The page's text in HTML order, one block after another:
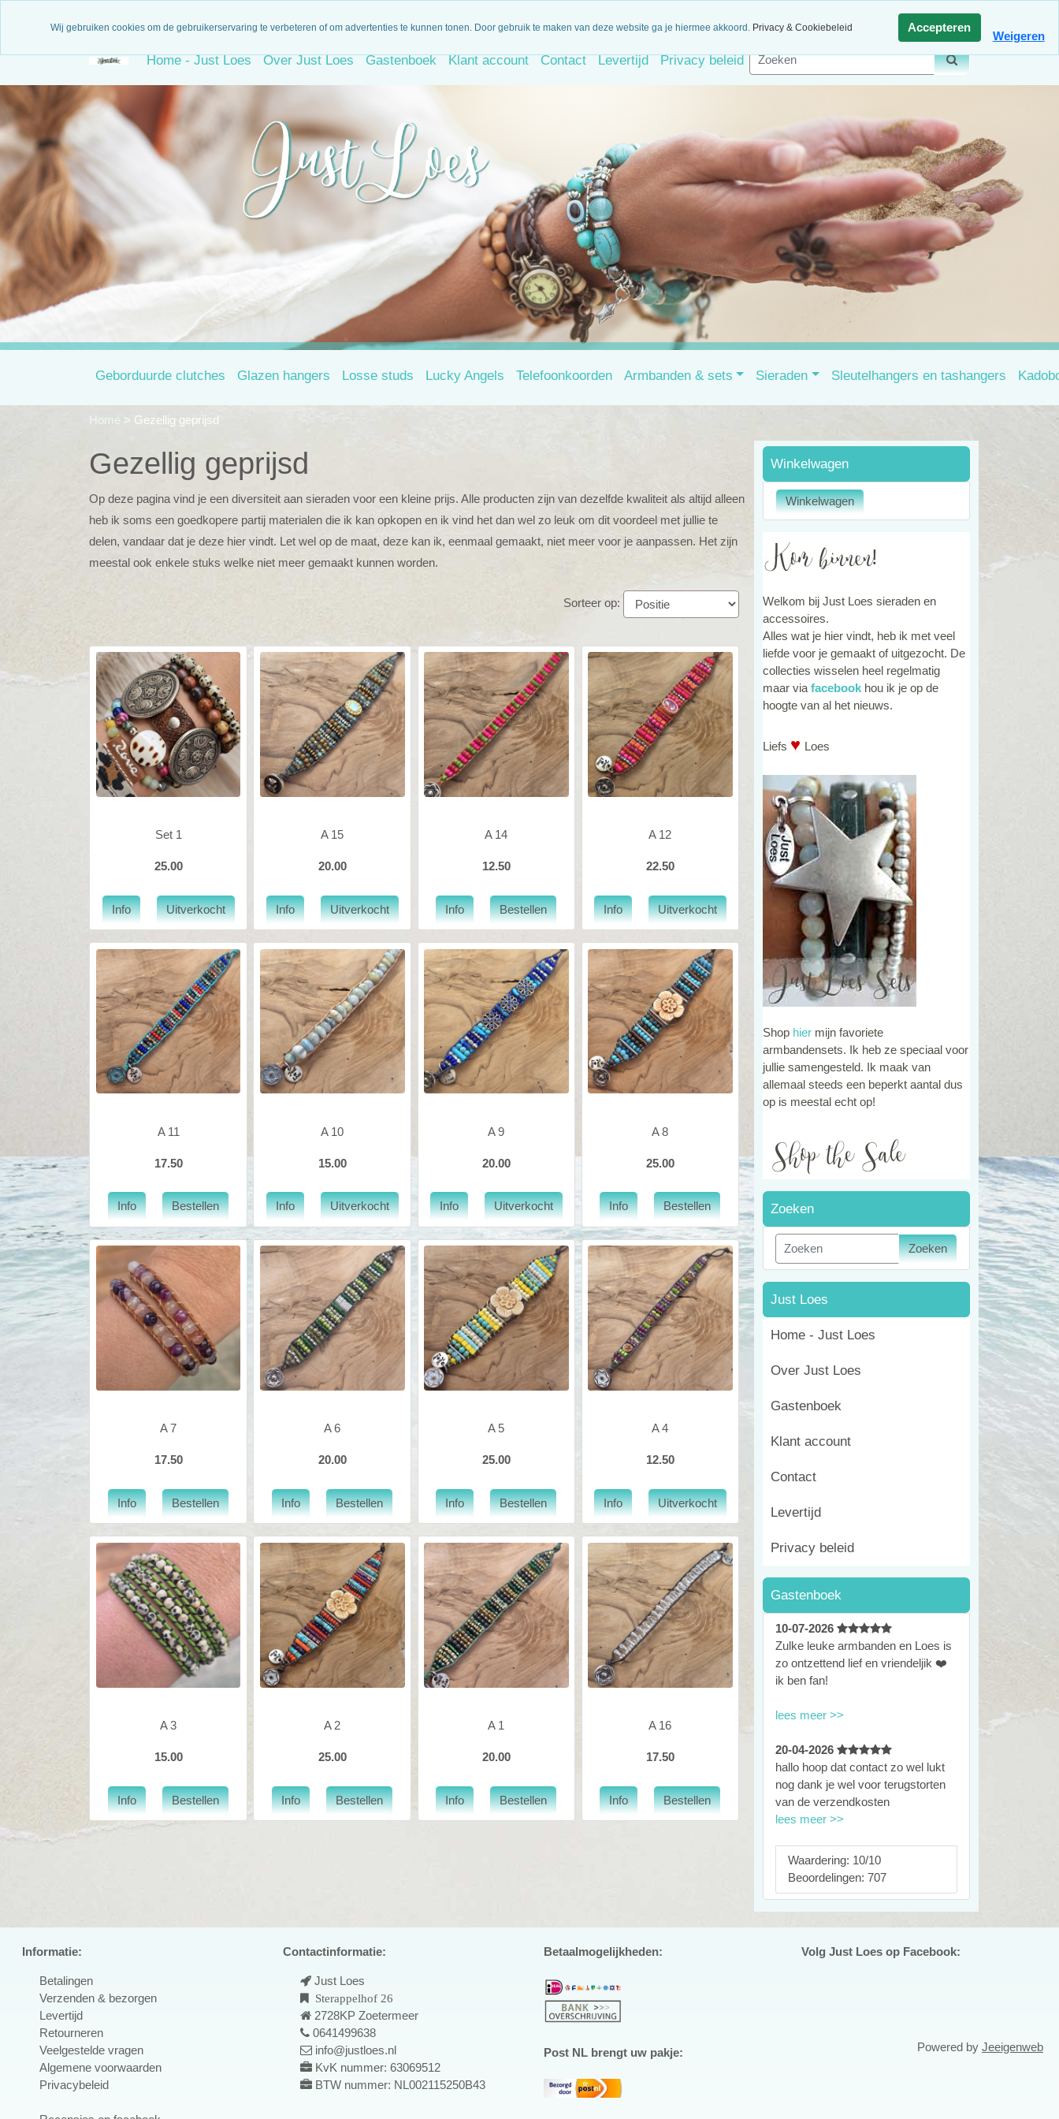
Home - Just Loes Over Just Loes Gastenboek Klant account Contact Levertijd Privacy beleid
Geborduurde clutches Glazen hangers Losse studs Lucky Angels Telefoonkoorden Armbanden & sets Sieraden Sleutelhangers en tashangers
Home > Gezellig geprijsd
Gezellig geprijsd
Op deze pagina vind je een diversiteit aan sieraden voor een kleine prijs. Alle producten zijn van dezelfde kwaliteit als altijd alleen
heb ik soms een goedkopere partij materialen die ik kan opkopen en ik vind het dan wel zo leuk om dit voordeel met jullie te
delen, vandaar dat je deze hier vindt. Let wel op de maat, deze kan ik, eenmaal gemaakt, niet meer voor je aanpassen. Het zijn
meestal ook enkele stuks welke niet meer gemaakt kunnen worden.
Sorteer op:
Set 1
25.00
A 15
20.00
A 14
12.50
A 12
22.50
A 11
17.50
A 10
15.00
A 9
20.00
A 8
25.00
A 7
17.50
A 6
20.00
A 5
25.00
A 4
12.50
A 3
15.00
A 2
25.00
A 1
20.00
A 16
17.50
Winkelwagen
Welkom bij Just Loes sieraden en
accessoires.
Alles wat je hier vindt, heb ik met veel
liefde voor je gemaakt of uitgezocht. De
collecties wisselen heel regelmatig
maar viafacebook hou ik je op de
hoogte van al het nieuws.
Liefs ♥ Loes
Shop hier mijn favoriete
armbandensets. Ik heb ze speciaal voor
jullie samengesteld. Ik maak van
allemaal steeds een beperkt aantal dus
op is meestal echt op!
Zoeken
Zoeken
Just Loes
Home - Just Loes
Over Just Loes
Gastenboek
Klant account
Contact
Levertijd
Privacy beleid
Gastenboek
10-07-2026
Zulke leuke armbanden en Loes is
zo ontzettend lief en vriendeljik ❤️
ik ben fan!
lees meer >>
20-04-2026
hallo hoop dat contact zo wel lukt
nog dank je wel voor terugstorten
van de verzendkosten
lees meer >>
Waardering: 10/10
Beoordelingen: 707
Informatie:
Betalingen
Verzenden & bezorgen
Levertijd
Retourneren
Veelgestelde vragen
Algemene voorwaarden
Privacybeleid
Contactinformatie:
Just Loes
Sterappelhof 26
2728KP Zoetermeer
0641499638
info@justloes.nl
KvK nummer: 63069512
BTW nummer: NL002115250B43
Betaalmogelijkheden:
Post NL brengt uw pakje:
Volg Just Loes op Facebook:
Powered by Jeeigenweb
Wij gebruiken cookies om de gebruikerservaring te verbeteren of om advertenties te kunnen tonen. Door gebruik te maken van deze website ga je hiermee akkoord. Privacy & Cookiebeleid Accepteren
Weigeren